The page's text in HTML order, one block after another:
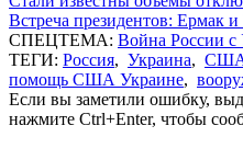
Встреча президентов: Ермак
СПЕЦТЕМА: Война России с
ТЕГИ: Россия, Украина,
помощь США Украине,
Если вы заметили ошибку,
нажмите Ctrl+Enter, чтобы